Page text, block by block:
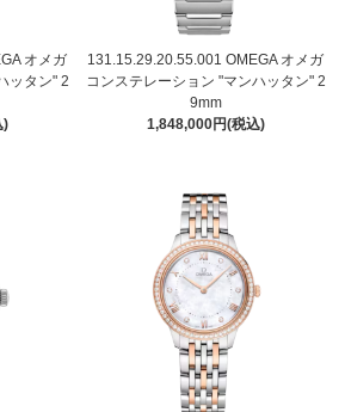
オメガ
ッタン" 2
)
131.15.29.20.55.001 OMEGA オメガ
コンステレーション "マンハッタン" 2
9mm
1,848,000円(税込)